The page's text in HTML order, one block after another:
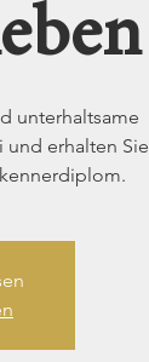
unterhaltsame
und erhalten Sie